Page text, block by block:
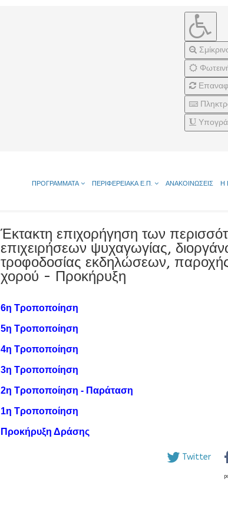
ΠΡΟΓΡΑΜΜΑΤΑ ΠΕΡΙΦΕΡΕΙΑΚΑ Ε.Π. ΑΝΑΚΟΙΝΩΣΕΙΣ Η
Έκτακτη επιχορήγηση των
επιχειρήσεων ψυχαγωγίας,
τροφοδοσίας εκδηλώσεων,
χορού - Προκήρυξη
6η Τροποποίηση
5η Τροποποίηση
4η Τροποποίηση
3η Τροποποίηση
2η Τροποποίηση - Παράταση
1η Τροποποίηση
Προκήρυξη Δράσης
Twitter